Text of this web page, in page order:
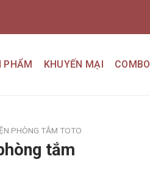
PHẨM KHUYẾN MẠI COMBO
PHÒNG TẮM TOTO
tắm